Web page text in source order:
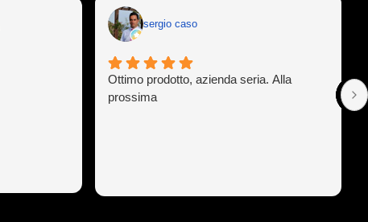
sergio caso
Ottimo prodotto, azienda seria. Alla
prossima